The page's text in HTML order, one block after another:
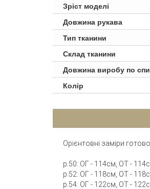
Зріст моделі
Довжина рукава
Тип тканини
Склад тканини
Довжина виробу по
Колір
Орієнтовні заміри
р.50: ОГ - 114см, ОТ -
р.52: ОГ - 118см, ОТ -
р.54: ОГ - 122см, ОТ -